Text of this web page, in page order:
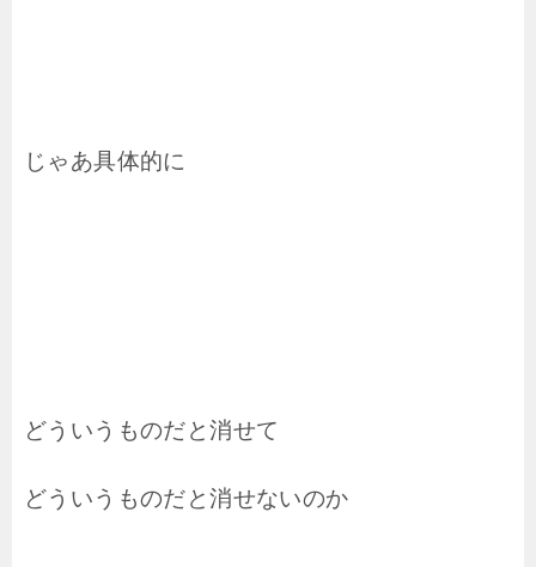
じゃあ具体的に
どういうものだと消せて
どういうものだと消せないのか